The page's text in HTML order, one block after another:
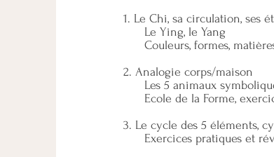
1. Le Chi, sa circulation, ses
Le Ying, le Yang
Couleurs, formes, matières,
2. Analogie corps/maison
Les 5 animaux
Ecole de la Forme,
3. Le cycle des 5 éléments,
Exercices pratiques et